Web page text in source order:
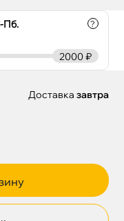
Пб. ?
2000 ₽
Доставка завтра